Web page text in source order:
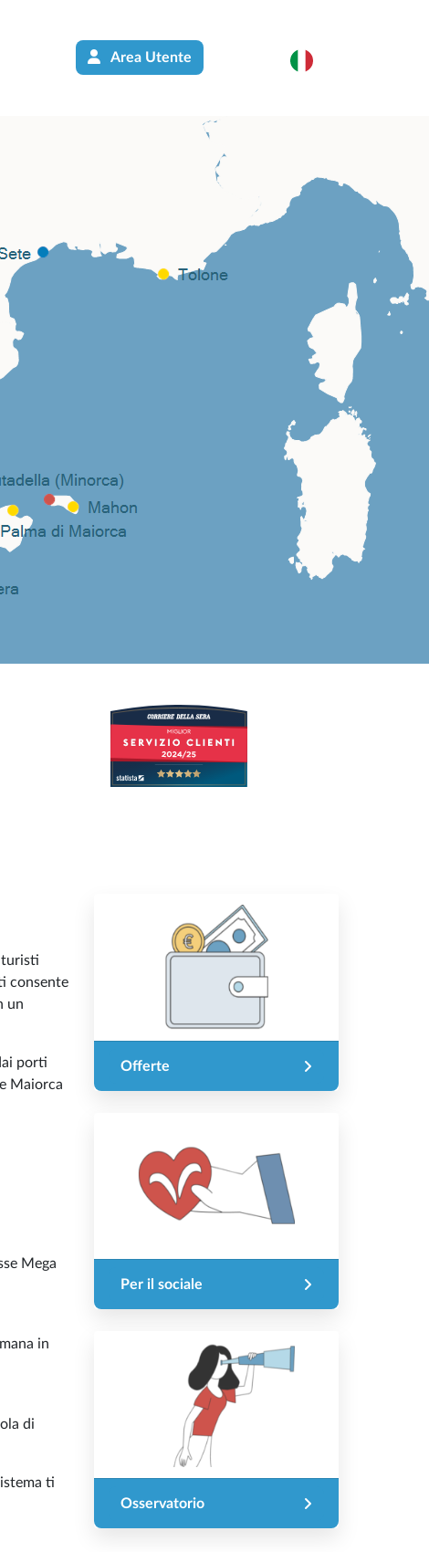
Area Utente
turisti
consente
un
porti
Maiorca
Mega
in
di
ti
Offerte
Per il sociale
Osservatorio